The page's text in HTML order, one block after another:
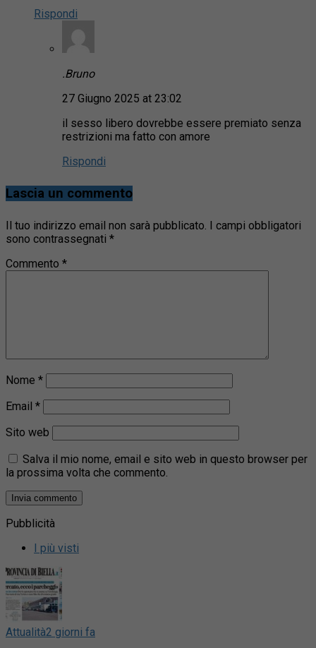
Rispondi
.Bruno
27 Giugno 2025 at 23:02
il sesso libero dovrebbe essere premiato senza
restrizioni ma fatto con amore
Rispondi
Lascia un commento
Il tuo indirizzo email non sarà pubblicato. I campi obbligatori
sono contrassegnati *
Commento *
Nome *
Email *
Sito web
Salva il mio nome, email e sito web in questo browser per
la prossima volta che commento.
Pubblicità
I più visti
Attualità2 giorni fa